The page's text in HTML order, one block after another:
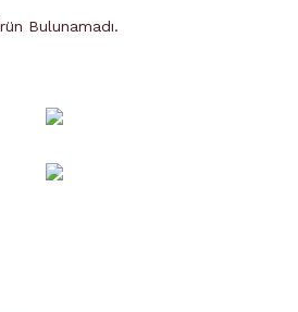
Bulunamadı.
Ürün Bulunamadı.